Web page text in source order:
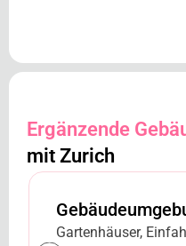
Ergänzende
mit Zurich
Gartenhäuser,